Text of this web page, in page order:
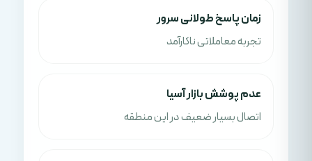
زمان پاسخ طولانی سرور
تجربه معاملاتی ناکارآمد
عدم پوشش بازار آسیا
اتصال بسیار ضعیف در این منطقه